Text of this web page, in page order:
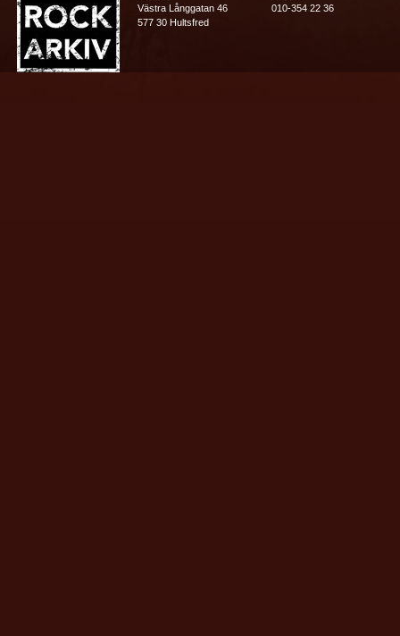
Västra Långgatan 46
577 30 Hultsfred
010-354 22 36